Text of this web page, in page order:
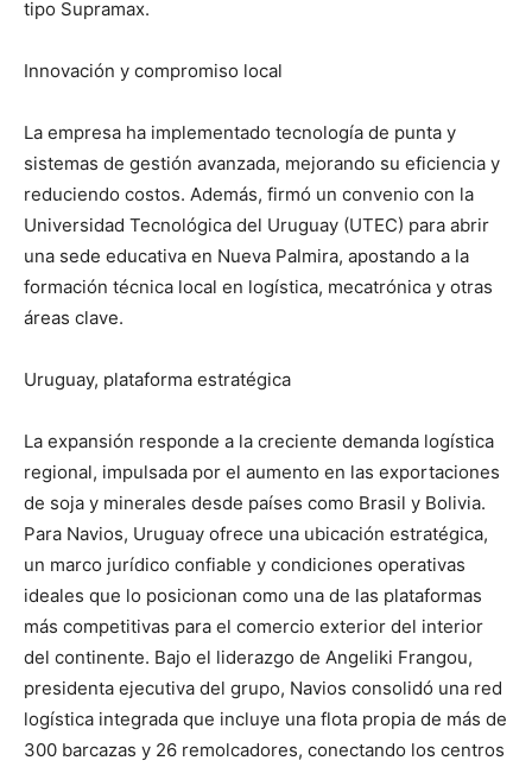
tipo Supramax.
Innovación y compromiso local
La empresa ha implementado tecnología de punta y
sistemas de gestión avanzada, mejorando su eficiencia y
reduciendo costos. Además, firmó un convenio con la
Universidad Tecnológica del Uruguay (UTEC) para abrir
una sede educativa en Nueva Palmira, apostando a la
formación técnica local en logística, mecatrónica y otras
áreas clave.
Uruguay, plataforma estratégica
La expansión responde a la creciente demanda logística
regional, impulsada por el aumento en las exportaciones
de soja y minerales desde países como Brasil y Bolivia.
Para Navios, Uruguay ofrece una ubicación estratégica,
un marco jurídico confiable y condiciones operativas
ideales que lo posicionan como una de las plataformas
más competitivas para el comercio exterior del interior
del continente. Bajo el liderazgo de Angeliki Frangou,
presidenta ejecutiva del grupo, Navios consolidó una red
logística integrada que incluye una flota propia de más de
300 barcazas y 26 remolcadores, conectando los centros